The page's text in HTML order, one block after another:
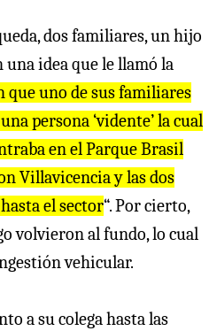
dos familiares, un hijo
idea que le llamó la
que uno de sus familiares
persona ‘vidente’ la cual
en el Parque Brasil
Villavicencia y las dos
el sector“. Por cierto,
volvieron al fundo, lo cual
vehicular.
a su colega hasta las